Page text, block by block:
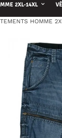
2XL-14XL
HOMME